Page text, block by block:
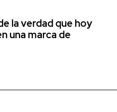
la verdad que hoy
una marca de